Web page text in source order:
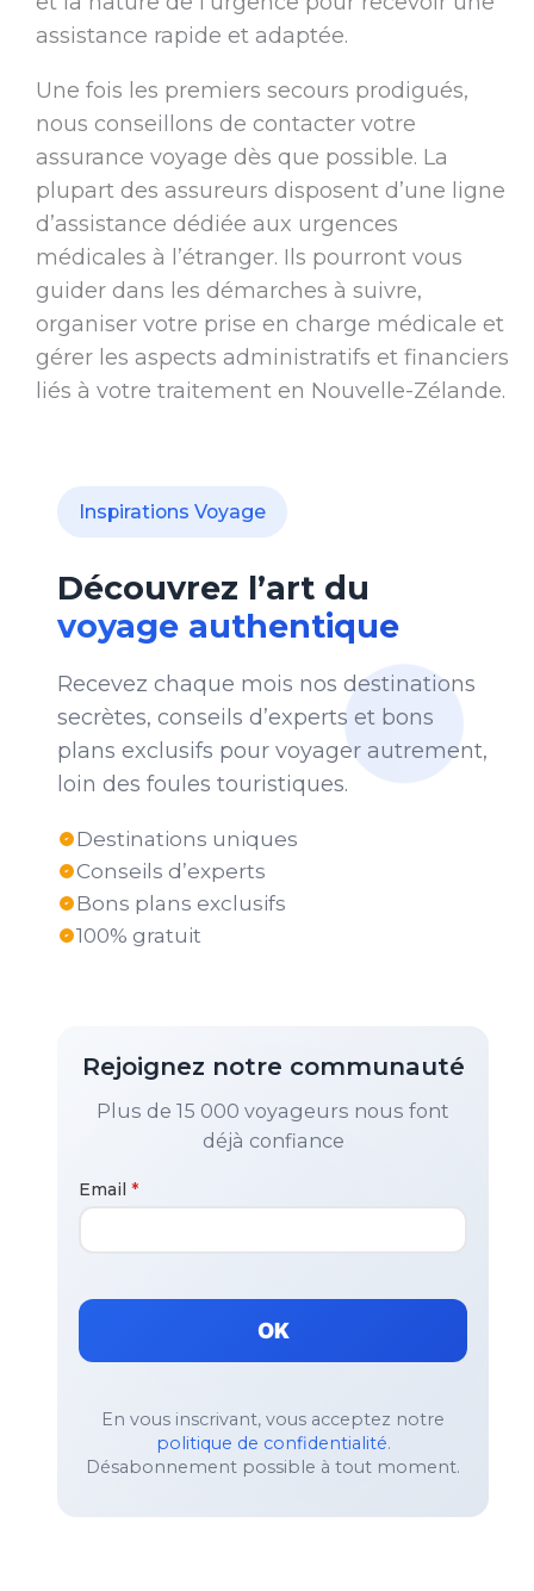
assistance rapide et adaptée.
Une fois les premiers secours prodigués,
nous conseillons de contacter votre
assurance voyage dès que possible. La
plupart des assureurs disposent d’une ligne
d’assistance dédiée aux urgences
médicales à l’étranger. Ils pourront vous
guider dans les démarches à suivre,
organiser votre prise en charge médicale et
gérer les aspects administratifs et financiers
liés à votre traitement en Nouvelle-Zélande.
Inspirations Voyage
Découvrez l’art du
voyage authentique
Recevez chaque mois nos destinations
secrètes, conseils d’experts et bons
plans exclusifs pour voyager autrement,
loin des foules touristiques.
Destinations uniques
Conseils d’experts
Bons plans exclusifs
100% gratuit
Rejoignez notre communauté
Plus de 15 000 voyageurs nous font
déjà confiance
Email *
OK
En vous inscrivant, vous acceptez notre
politique de confidentialité.
Désabonnement possible à tout moment.